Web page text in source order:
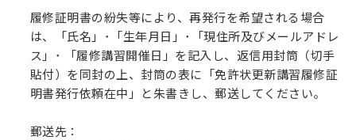
履修証明書の紛失等により、再発行を希望される場合
は、「氏名」･「生年月日」･「現住所及びメールアドレ
ス」･ 「履修講習開催日」を記入し、返信用封筒（切手
貼付）を同封の上、封筒の表に「免許状更新講習履修証
明書発行依頼在中」と朱書きし、郵送してください。
郵送先：